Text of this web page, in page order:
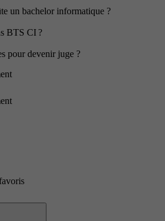
un bachelor informatique ?
BTS CI ?
pour devenir juge ?